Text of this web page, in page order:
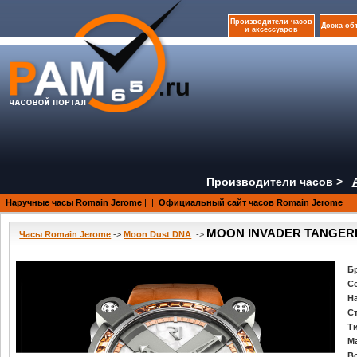
Производители часов
и аксессуаров
Доска
Производители часов >
Наручные часы Romain Jerome | | Официальный сайт часов Romain Jerome
Часы Romain Jerome -> Moon Dust DNA -> MOON INVADER